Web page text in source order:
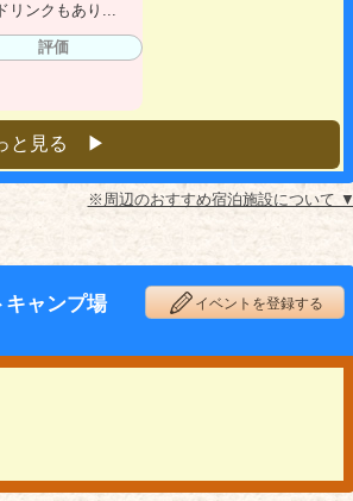
リンクもあり...
評価
と見る ▶︎
※周辺のおすすめ宿泊施設について ▼
ャンプ場
イベントを登録する